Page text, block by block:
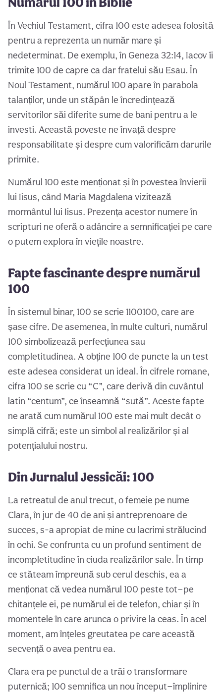
În Vechiul Testament, cifra 100 este adesea folosită
pentru a reprezenta un număr mare și
nedeterminat. De exemplu, în Geneza 32:14, Iacov îi
trimite 100 de capre ca dar fratelui său Esau. În
Noul Testament, numărul 100 apare în parabola
talanților, unde un stăpân le încredințează
servitorilor săi diferite sume de bani pentru a le
investi. Această poveste ne învață despre
responsabilitate și despre cum valorificăm darurile
primite.
Numărul 100 este menționat și în povestea învierii
lui Iisus, când Maria Magdalena vizitează
mormântul lui Iisus. Prezența acestor numere în
scripturi ne oferă o adâncire a semnificației pe care
o putem explora în viețile noastre.
Fapte fascinante despre numărul
100
În sistemul binar, 100 se scrie 1100100, care are
șase cifre. De asemenea, în multe culturi, numărul
100 simbolizează perfecțiunea sau
completitudinea. A obține 100 de puncte la un test
este adesea considerat un ideal. În cifrele romane,
cifra 100 se scrie cu “C”, care derivă din cuvântul
latin “centum”, ce înseamnă “sută”. Aceste fapte
ne arată cum numărul 100 este mai mult decât o
simplă cifră; este un simbol al realizărilor și al
potențialului nostru.
Din Jurnalul Jessicăi: 100
La retreatul de anul trecut, o femeie pe nume
Clara, în jur de 40 de ani și antreprenoare de
succes, s-a apropiat de mine cu lacrimi strălucind
în ochi. Se confrunta cu un profund sentiment de
incompletitudine în ciuda realizărilor sale. În timp
ce stăteam împreună sub cerul deschis, ea a
menționat că vedea numărul 100 peste tot—pe
chitanțele ei, pe numărul ei de telefon, chiar și în
momentele în care arunca o privire la ceas. În acel
moment, am înțeles greutatea pe care această
secvență o avea pentru ea.
Clara era pe punctul de a trăi o transformare
puternică; 100 semnifica un nou început—împlinire